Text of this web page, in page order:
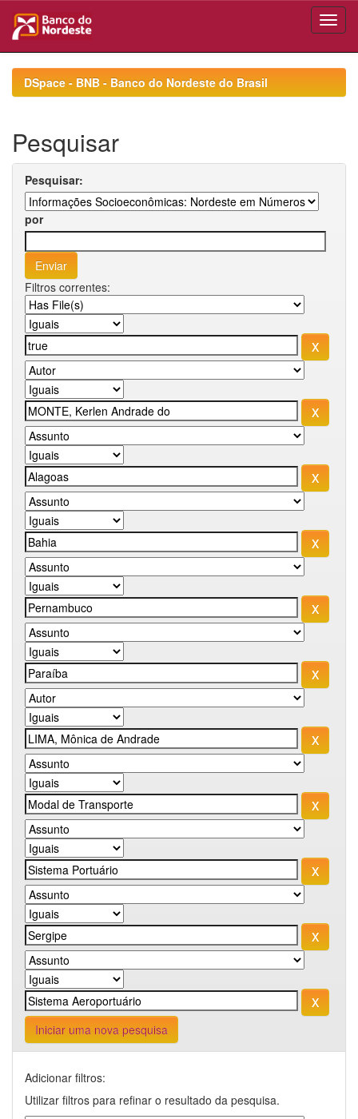
navigationDSpace - BNB - Banco do Nordeste do Brasil
Pesquisar
Pesquisar:
por
Filtros correntes:
Iniciar uma nova pesquisa
Adicionar filtros:
Utilizar filtros para refinar o resultado da pesquisa.